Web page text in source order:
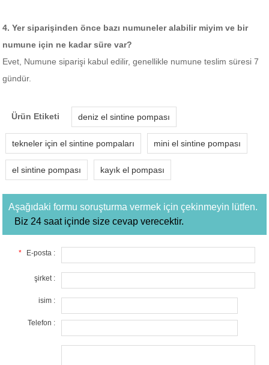
4. Yer siparişinden önce bazı numuneler alabilir miyim ve bir
numune için ne kadar süre var?
Evet, Numune siparişi kabul edilir, genellikle numune teslim süresi 7
gündür.
Ürün Etiketi deniz el sintine pompası
tekneler için el sintine pompaları mini el sintine pompası
el sintine pompası kayık el pompası
Aşağıdaki formu soruşturma vermek için çekinmeyin lütfen.
Biz 24 saat içinde size cevap verecektir.
* E-posta :
şirket :
isim :
Telefon :